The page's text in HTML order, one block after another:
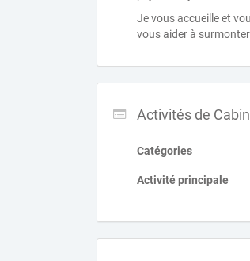
Je vous accueille et
vous aider à
Activités de
Catégories
Activité principale